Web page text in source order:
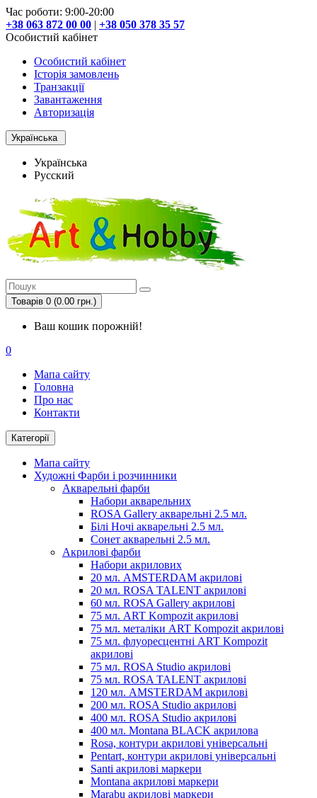
Час роботи: 9:00-20:00
+38 063 872 00 00 | +38 050 378 35 57
Особистий кабінет
Особистий кабінет
Історія замовлень
Транзакції
Завантаження
Авторизація
Українська
Українська
Русский
Товарів 0 (0.00 грн.)
Ваш кошик порожній!
0
Мапа сайту
Головна
Про нас
Контакти
Категорії
Мапа сайту
Художні Фарби і розчинники
Акварельні фарби
Набори акварельних
ROSA Gallery акварельні 2.5 мл.
Білі Ночі акварельні 2.5 мл.
Сонет акварельні 2.5 мл.
Акрилові фарби
Набори акрилових
20 мл. AMSTERDAM акрилові
20 мл. ROSA TALENT акрилові
60 мл. ROSA Gallery акрилові
75 мл. ART Kompozit акрилові
75 мл. металіки ART Kompozit акрилові
75 мл. флуоресцентні ART Kompozit
акрилові
75 мл. ROSA Studio акрилові
75 мл. ROSA TALENT акрилові
120 мл. AMSTERDAM акрилові
200 мл. ROSA Studio акрилові
400 мл. ROSA Studio акрилові
400 мл. Montana BLACK акрилова
Rosa, контури акрилові універсальні
Pentart, контури акрилові універсальні
Santi акрилові маркери
Montana акрилові маркери
Marabu акрилові маркери